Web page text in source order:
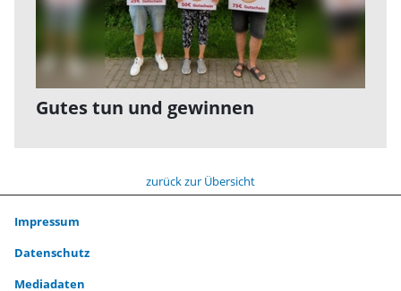
Gutes tun und gewinnen
zurück zur Übersicht
Impressum
Datenschutz
Mediadaten